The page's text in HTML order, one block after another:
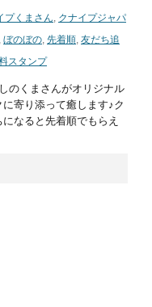
プくまさん, クナイプジャパ
, ぼのぼの, 先着順, 友だち追
スタンプ
のくまさんがオリジナル
寄り添って癒します♪ク
なると先着順でもらえ